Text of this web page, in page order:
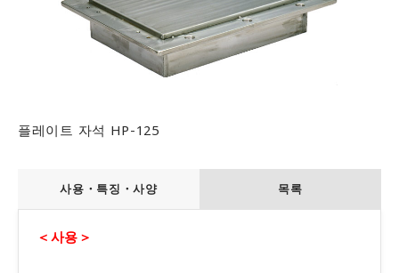
테스트 랩
플레이트 자석 HP-125
사용・특징・사양 목록
＜사용＞